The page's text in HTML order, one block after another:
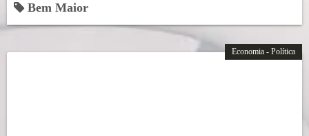
e
Bem Maior
Economia - Política